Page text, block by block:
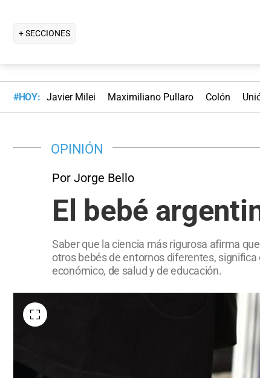
+ SECCIONES
#HOY: Javier Milei Maximiliano Pullaro Colón
OPINIÓN
Por Jorge Bello
El bebé
Saber que la ciencia más rigurosa afirma
otros bebés de entornos diferentes,
económico, de salud y de educación.